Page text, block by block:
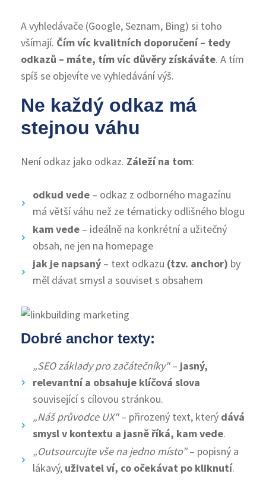
A vyhledávače (Google, Seznam, Bing) si toho
všímají. Čím víc kvalitních doporučení – tedy
odkazů – máte, tím víc důvěry získáváte. A tím
spíš se objevíte ve vyhledávání výš.
Ne každý odkaz má
stejnou váhu
Není odkaz jako odkaz. Záleží na tom:
odkud vede – odkaz z odborného magazínu
má větší váhu než ze tématicky odlišného blogu
kam vede – ideálně na konkrétní a užitečný
obsah, ne jen na homepage
jak je napsaný – text odkazu (tzv. anchor) by
měl dávat smysl a souviset s obsahem
Dobré anchor texty:
„SEO základy pro začátečníky"– jasný,
relevantní a obsahuje klíčová slova
související s cílovou stránkou.
„Náš průvodce UX"– přirozený text, který dává
smysl v kontextu a jasně říká, kam vede.
„Outsourcujte vše na jedno místo"– popisný a
lákavý, uživatel ví, co očekávat po kliknutí.